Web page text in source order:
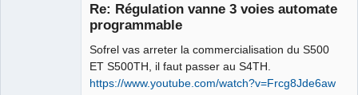
Re: Régulation vanne 3 voies automate
programmable
Sofrel vas arreter la commercialisation du S500
ET S500TH, il faut passer au S4TH.
https://www.youtube.com/watch?v=Frcg8Jde6aw